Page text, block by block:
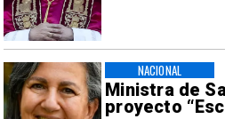
Ministra de
proyecto
NACIONAL